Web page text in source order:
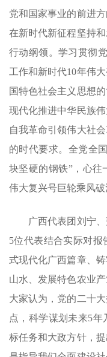
党和国家事业的前进
在新时代新征程坚持
行动纲领。学习贯彻
工作和新时代10年伟
国特色社会主义思想
现代化推进中华民族
自我革命引领伟大社
的时代要求。全党全
块坚硬的钢铁”，心往
伟大复兴号巨轮乘风破
广西代表团刘宁、
5位代表结合实际对报
式现代化广西篇章、
山水、发展特色农业
大家认为，党的二十
点，科学谋划未来5年
标任务和大政方针，